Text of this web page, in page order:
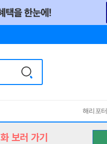
해리포터
보러 가기